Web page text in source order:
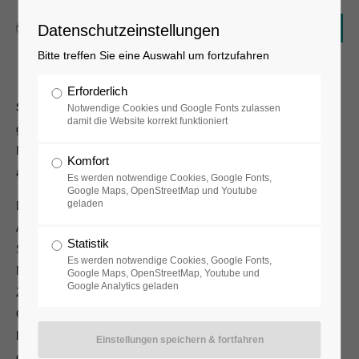
Sonntag, 04. Oktober 2020 um 15 Uhr- Um Anmeldung wird
gebeten.
Fluxus - historische Avantgarde der Nachkriegszeit – eine
aktuelle Perspektive
Die Nachkriegszeit war in Deutschland von
Aufbaubestrebungen und dem Blick in die Zukunft geprägt.
Solange infolge des Wirtschaftswunders eine gewisse
Normalität Einzug hielt und der Glaube an eine glückliche
Zukunft überwog, waren die Künstler_innen leicht in einer
Opposition, indem sie den Finger in gesellschaftliche Wunden
legten. Vor diesem Hintergrund formierte sich in Deutschland
Datenschutzeinstellungen
Bitte treffen Sie eine Auswahl um fortzufahren
Erforderlich
Notwendige Cookies und Google Fonts zulassen
damit die Website korrekt funktioniert
Komfort
Es werden notwendige Cookies, Google Fonts,
Google Maps, OpenStreetMap und Youtube
geladen
Statistik
Es werden notwendige Cookies, Google Fonts,
Google Maps, OpenStreetMap, Youtube und
Google Analytics geladen